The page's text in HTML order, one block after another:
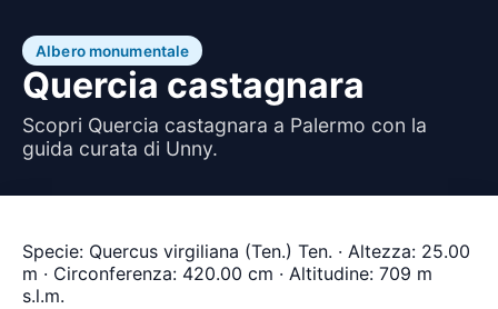
Albero monumentale
Quercia castagnara
Scopri Quercia castagnara a Palermo con la
guida curata di Unny.
Specie: Quercus virgiliana (Ten.) Ten. · Altezza: 25.00
m · Circonferenza: 420.00 cm · Altitudine: 709 m
s.l.m.